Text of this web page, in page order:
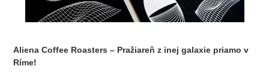
Aliena Coffee Roasters – Pražiareň z inej galaxie priamo v
Ríme!